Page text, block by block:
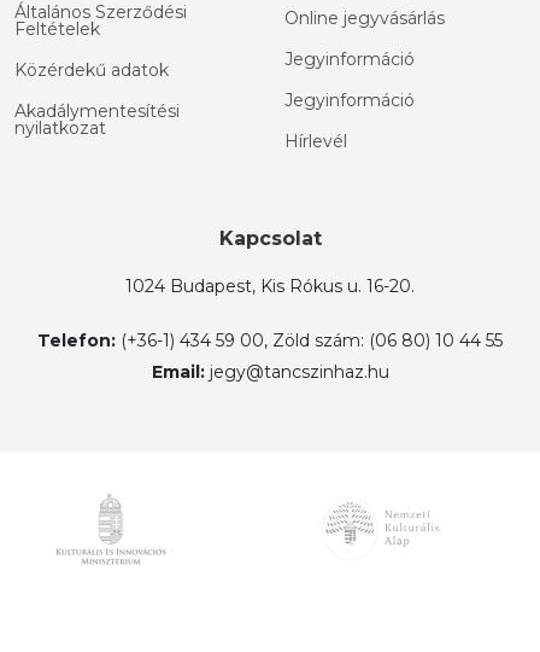
Általános Szerződési
Feltételek
Közérdekű adatok
Akadálymentesítési
nyilatkozat
Online jegyvásárlás
Jegyinformáció
Jegyinformáció
Hírlevél
Kapcsolat
1024 Budapest, Kis Rókus u. 16-20.
Telefon: (+36-1) 434 59 00, Zöld szám: (06 80) 10 44 55
Email: jegy@tancszinhaz.hu